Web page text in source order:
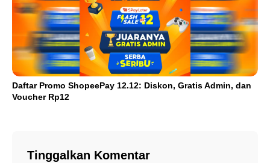
Daftar Promo ShopeePay 12.12: Diskon, Gratis Admin, dan
Voucher Rp12
Tinggalkan Komentar